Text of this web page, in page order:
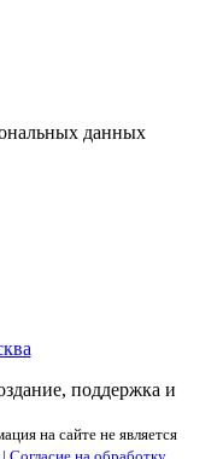
данных
поддержка и
на сайте не является